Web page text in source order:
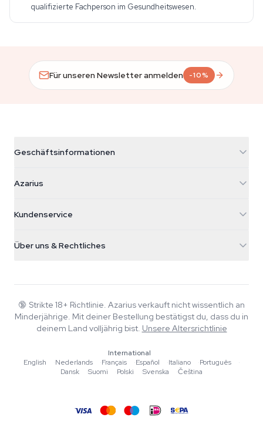
qualifizierte Fachperson im Gesundheitswesen.
Für unseren Newsletter anmelden -10%
Geschäftsinformationen
Galvaniweg 11
Nederland
+31(0)204897914
Azarius
Smokeshop
Kundenservice
FAQ
Datenschutzrichtlinie
Über uns & Rechtliches
Wiki
Blog
Musik
Redaktionelle Standards
Tools & Rechner
🔞 Strikte 18+ Richtlinie. Azarius verkauft nicht wissentlich an
Minderjährige. Mit deiner Bestellung bestätigst du, dass du in
deinem Land volljährig bist. Unsere Altersrichtlinie
International
English
·Nederlands ·Français ·Español ·Italiano ·Português
·
Dansk
·Suomi ·Polski ·Svenska ·Čeština